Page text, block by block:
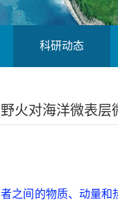
科研动态
火对海洋微表
之间的物质、动量